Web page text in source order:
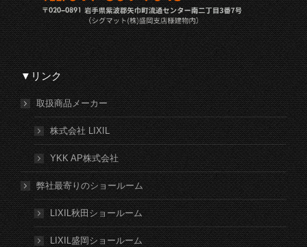
▼リンク
取扱商品メーカー
株式会社 LIXIL
YKK AP株式会社
弊社最寄りのショールーム
LIXIL秋田ショールーム
LIXIL盛岡ショールーム